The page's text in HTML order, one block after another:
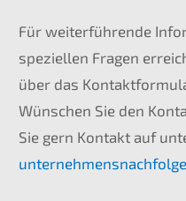
Für weiterführende
speziellen Fragen
über das
Wünschen Sie den
Sie gern Kontakt auf